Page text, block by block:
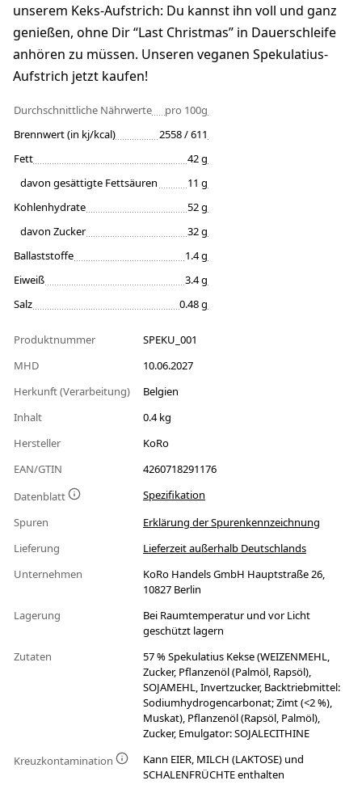
unserem Keks-Aufstrich: Du kannst ihn voll und ganz
genießen, ohne Dir “Last Christmas” in Dauerschleife
anhören zu müssen. Unseren veganen Spekulatius-
Aufstrich jetzt kaufen!
Durchschnittliche Nährwerte
pro 100g
Brennwert (in kj/kcal)
2558 / 611
Fett
42 g
davon gesättigte Fettsäuren
11 g
Kohlenhydrate
52 g
davon Zucker
32 g
Ballaststoffe
1.4 g
Eiweiß
3.4 g
Salz
0.48 g
Produktnummer
SPEKU_001
MHD
10.06.2027
Herkunft (Verarbeitung)
Belgien
Inhalt
0.4 kg
Hersteller
KoRo
EAN/GTIN
4260718291176
Datenblatt
Spezifikation
Spuren
Erklärung der Spurenkennzeichnung
Lieferung
Lieferzeit außerhalb Deutschlands
Unternehmen
KoRo Handels GmbH Hauptstraße 26,
10827 Berlin
Lagerung
Bei Raumtemperatur und vor Licht
geschützt lagern
Zutaten
57 % Spekulatius Kekse (WEIZENMEHL,
Zucker, Pflanzenöl (Palmöl, Rapsöl),
SOJAMEHL, Invertzucker, Backtriebmittel:
Sodiumhydrogencarbonat; Zimt (<2 %),
Muskat), Pflanzenöl (Rapsöl, Palmöl),
Zucker, Emulgator: SOJALECITHINE
Kreuzkontamination
Kann EIER, MILCH (LAKTOSE) und
SCHALENFRÜCHTE enthalten